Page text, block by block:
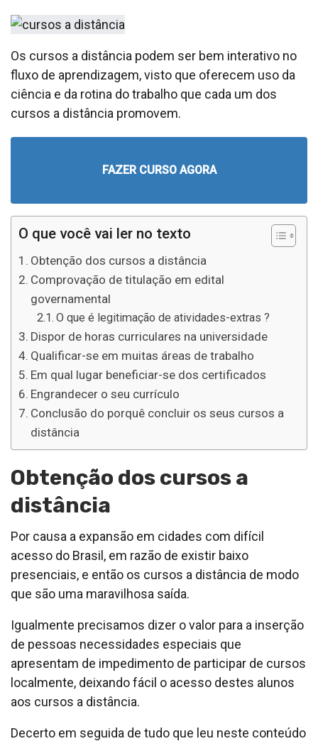
Os cursos a distância podem ser bem interativo no
fluxo de aprendizagem, visto que oferecem uso da
ciência e da rotina do trabalho que cada um dos
cursos a distância promovem.
FAZER CURSO AGORA
O que você vai ler no texto
Obtenção dos cursos a distância
Comprovação de titulação em edital
governamental
O que é legitimação de atividades-extras ?
Dispor de horas curriculares na universidade
Qualificar-se em muitas áreas de trabalho
Em qual lugar beneficiar-se dos certificados
Engrandecer o seu currículo
Conclusão do porquê concluir os seus cursos a
distância
Obtenção dos cursos a
distância
Por causa a expansão em cidades com difícil
acesso do Brasil, em razão de existir baixo
presenciais, e então os cursos a distância de modo
que são uma maravilhosa saída.
Igualmente precisamos dizer o valor para a inserção
de pessoas necessidades especiais que
apresentam de impedimento de participar de cursos
localmente, deixando fácil o acesso destes alunos
aos cursos a distância.
Decerto em seguida de tudo que leu neste conteúdo